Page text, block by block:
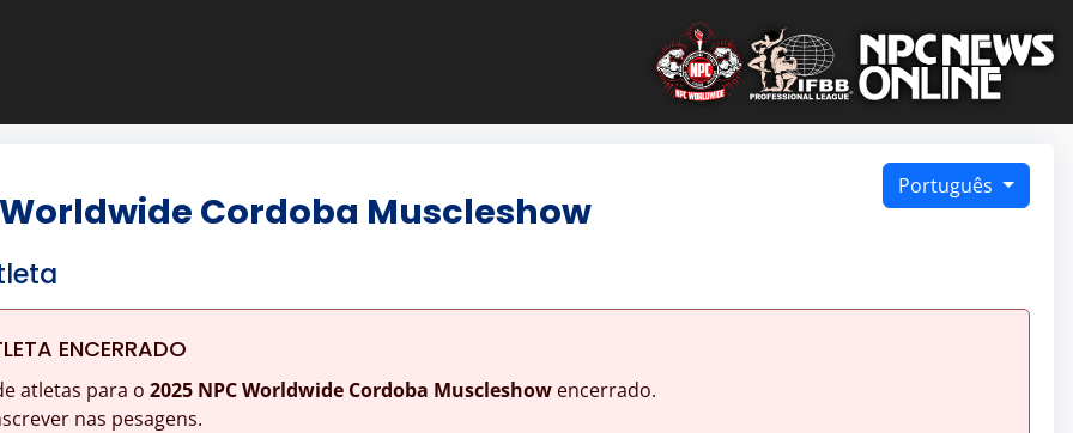
Português
Worldwide Cordoba Muscleshow
ENCERRADO
atletas para o 2025 NPC Worldwide Cordoba Muscleshowencerrado.
nas pesagens.